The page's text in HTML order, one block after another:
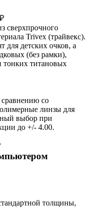
сверхпрочного
Trivex (трайвекс).
для детских очков, а
(без рамки),
тонких титановых
со
линзы для
выбор при
до +/- 4.00.
толщины,